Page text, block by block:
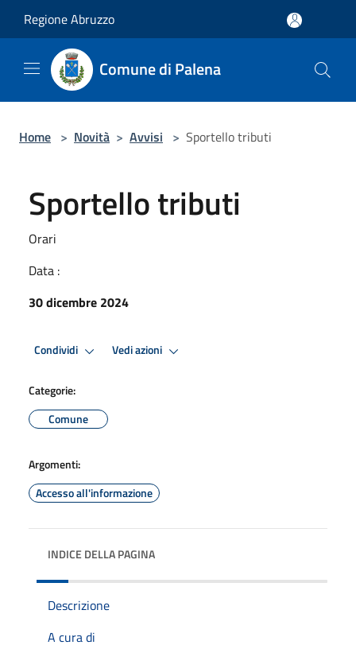
Regione Abruzzo
Comune di Palena
Home > Novità > Avvisi > Sportello tributi
Sportello tributi
Orari
Data :
30 dicembre 2024
Condividi Vedi azioni
Categorie:
Comune
Argomenti:
Accesso all'informazione
INDICE DELLA PAGINA
Descrizione
A cura di